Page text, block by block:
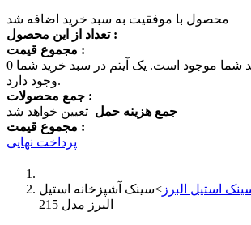
محصول با موفقیت به سبد خرید اضافه شد
تعداد از این محصول :
مجموع قیمت :
0
شما موجود است. یک آیتم در سبد خرید شما
وجود دارد.
جمع محصولات :
جمع هزینه حمل تعیین خواهد شد
مجموع قیمت :
پرداخت نهایی
استیل البرز >سینک آشپزخانه استیل
البرز مدل 215